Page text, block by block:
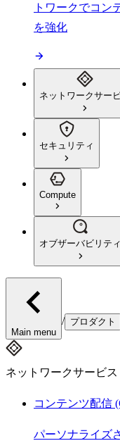
トワークでコン
を強化
ネットワークサー
セキュリティ
Compute
オブザーバビリティ
Main menu
/ プロダクト
ネットワークサービス
コンテンツ配信
パーソナライズ